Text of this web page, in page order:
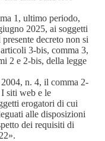
1, ultimo periodo,
2025, ai soggetti
decreto non si
3-bis, comma 3,
2 e 2-bis, della legge
n. 4, il comma 2-
siti web e le
erogatori di cui
alle disposizioni
dei requisiti di